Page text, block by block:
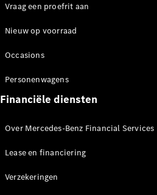
Alle
eSprinter
Bestelwagen
Chassiscabine
Mercedes-
eVito
Vraag een proefrit aan
Nieuw op voorraad
Occasions
Personenwagens
Financiële diensten
Over Mercedes-Benz Financial Services
Lease en financiering
Verzekeringen